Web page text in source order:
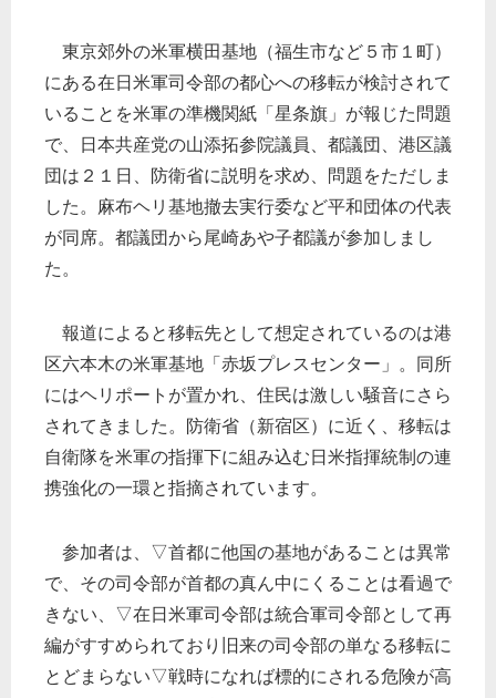
東京郊外の米軍横田基地（福生市など５市１町）
にある在日米軍司令部の都心への移転が検討されて
いることを米軍の準機関紙「星条旗」が報じた問題
で、日本共産党の山添拓参院議員、都議団、港区議
団は２１日、防衛省に説明を求め、問題をただしま
した。麻布ヘリ基地撤去実行委など平和団体の代表
が同席。都議団から尾崎あや子都議が参加しまし
た。
報道によると移転先として想定されているのは港
区六本木の米軍基地「赤坂プレスセンター」。同所
にはヘリポートが置かれ、住民は激しい騒音にさら
されてきました。防衛省（新宿区）に近く、移転は
自衛隊を米軍の指揮下に組み込む日米指揮統制の連
携強化の一環と指摘されています。
参加者は、▽首都に他国の基地があることは異常
で、その司令部が首都の真ん中にくることは看過で
きない、▽在日米軍司令部は統合軍司令部として再
編がすすめられており旧来の司令部の単なる移転に
とどまらない▽戦時になれば標的にされる危険が高